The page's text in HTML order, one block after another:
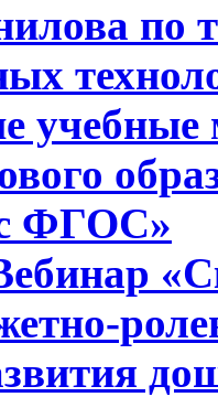
по
учебные
с ФГОС»